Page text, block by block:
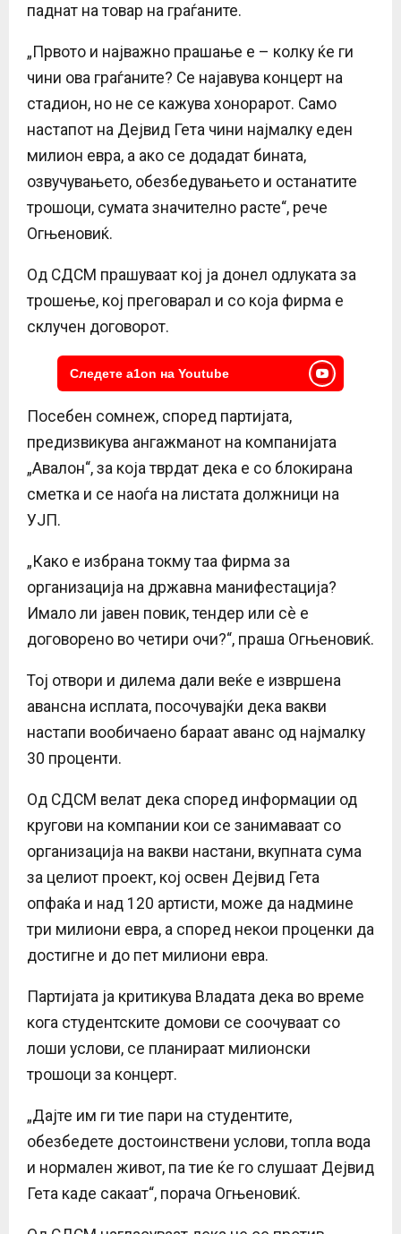
паднат на товар на граѓаните.
„Првото и најважно прашање е – колку ќе ги
чини ова граѓаните? Се најавува концерт на
стадион, но не се кажува хонорарот. Само
настапот на Дејвид Гета чини најмалку еден
милион евра, а ако се додадат бината,
озвучувањето, обезбедувањето и останатите
трошоци, сумата значително расте“, рече
Огњеновиќ.
Од СДСМ прашуваат кој ја донел одлуката за
трошење, кој преговарал и со која фирма е
склучен договорот.
Следете a1on на Youtube
Посебен сомнеж, според партијата,
предизвикува ангажманот на компанијата
„Авалон“, за која тврдат дека е со блокирана
сметка и се наоѓа на листата должници на
УЈП.
„Како е избрана токму таа фирма за
организација на државна манифестација?
Имало ли јавен повик, тендер или сè е
договорено во четири очи?“, праша Огњеновиќ.
Тој отвори и дилема дали веќе е извршена
авансна исплата, посочувајќи дека вакви
настапи вообичаено бараат аванс од најмалку
30 проценти.
Од СДСМ велат дека според информации од
кругови на компании кои се занимаваат со
организација на вакви настани, вкупната сума
за целиот проект, кој освен Дејвид Гета
опфаќа и над 120 артисти, може да надмине
три милиони евра, а според некои проценки да
достигне и до пет милиони евра.
Партијата ја критикува Владата дека во време
кога студентските домови се соочуваат со
лоши услови, се планираат милионски
трошоци за концерт.
„Дајте им ги тие пари на студентите,
обезбедете достоинствени услови, топла вода
и нормален живот, па тие ќе го слушаат Дејвид
Гета каде сакаат“, порача Огњеновиќ.